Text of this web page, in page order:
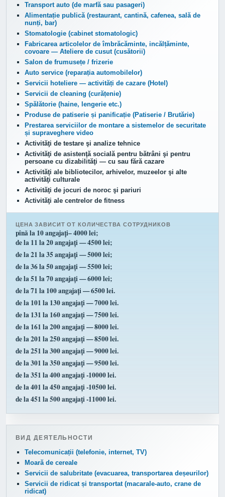
Transport auto (de marfă sau pasageri)
Alimentație publică (restaurant, cantină, cafenea, sală de
nunți, bar)
Stomatologie (cabinet stomatologic)
Fabricarea articolelor de îmbrăcăminte, incălțăminte,
covoare — Ateliere de cusut (cusătorii)
Salon de frumusețe / frizerie
Auto service (reparația automobilelor)
Servicii hoteliere — activități de cazare (Hotel)
Servicii de cleaning (curățenie)
Spălătorie (haine, lengerie etc.)
Produse de patiserie și panificație (Patiserie / Brutărie)
Prestarea serviciilor de montare a sistemelor de securitate
și supraveghere video
Activităţi de testare şi analize tehnice
Activităţi de asistenţă socială pentru bătrâni şi pentru
persoane cu dizabilităţi — cu sau fără cazare
Activităţi ale bibliotecilor, arhivelor, muzeelor şi alte
activităţi culturale
Activităţi de jocuri de noroc şi pariuri
Activităţi ale centrelor de fitness
ЦЕНА ЗАВИСИТ ОТ КОЛИЧЕСТВА СОТРУДНИКОВ
pînă la 10 angajați– 4000 lei;
de la 11 la 20 angajați — 4500 lei;
de la 21 la 35 angajați — 5000 lei;
de la 36 la 50 angajați — 5500 lei;
de la 51 la 70 angajați — 6000 lei;
de la 71 la 100 angajați — 6500 lei.
de la 101 la 130 angajați — 7000 lei.
de la 131 la 160 angajați — 7500 lei.
de la 161 la 200 angajați — 8000 lei.
de la 201 la 250 angajați — 8500 lei.
de la 251 la 300 angajați — 9000 lei.
de la 301 la 350 angajați — 9500 lei.
de la 351 la 400 angajați -10000 lei.
de la 401 la 450 angajați -10500 lei.
de la 451 la 500 angajați -11000 lei.
ВИД ДЕЯТЕЛЬНОСТИ
Telecomunicații (telefonie, internet, TV)
Moară de cereale
Servicii de salubritate (evacuarea, transportarea deșeurilor)
Servicii de ridicat și transportat (macarale-auto, crane de
ridicat)